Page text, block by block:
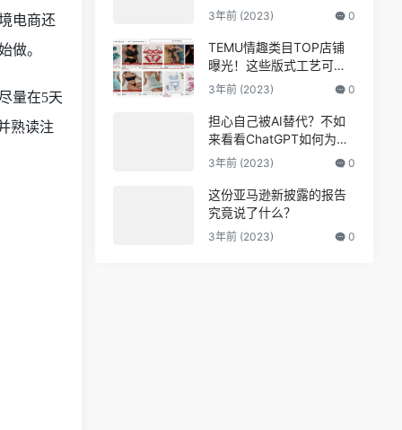
电商还
做。
量在5天
熟读注
收获逆势上涨！
3年前 (2023) 0
TEMU情趣类目TOP店铺
曝光！这些版式工艺可能
爆
3年前 (2023) 0
担心自己被AI替代？不如
来看看ChatGPT如何为亚
马逊人所用
3年前 (2023) 0
这份亚马逊新披露的报告
究竟说了什么？
3年前 (2023) 0